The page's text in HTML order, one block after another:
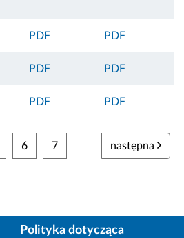
PDF PDF
PDF PDF
PDF PDF
6 7 następna
Polityka dotycząca